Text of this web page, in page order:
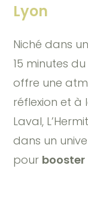
Lyon
Niché dans
15 minutes
offre une
réflexion et à
Laval,
dans un
pour booster